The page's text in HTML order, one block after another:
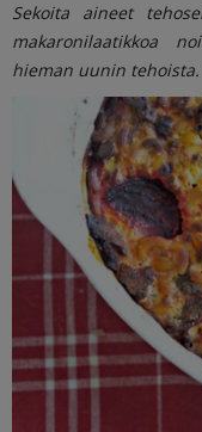
Sekoita aineet
makaronilaatikkoa
hieman uunin tehoista.